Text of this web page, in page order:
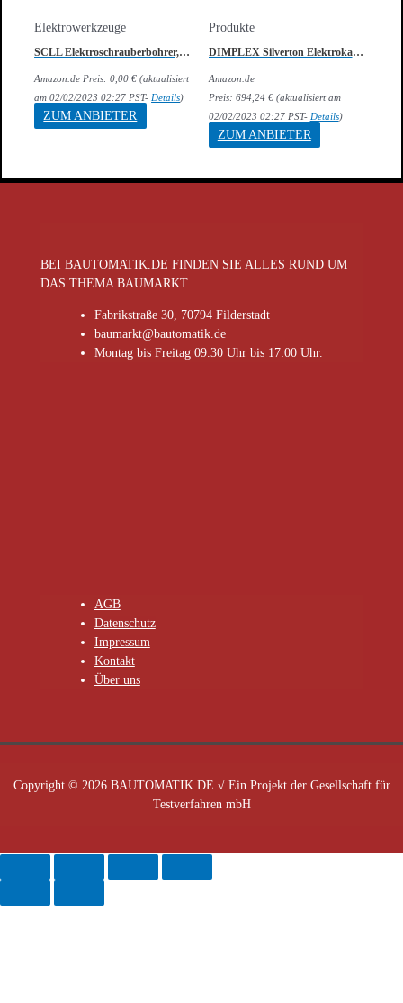
Elektrowerkzeuge
SCLL Elektroschrauberbohrer, 12V Elektroschrauber, hochwertige wiederaufladbare Multifunktionshandbohrmaschine…
Amazon.de Preis:0,00€ (aktualisiert
am 02/02/2023 02:27 PST- Details)
ZUM ANBIETER
Produkte
DIMPLEX Silverton Elektrokamin, Schwarz, B 68 x H 31 x T 35 cm
Amazon.de
Preis: 694,24 €(aktualisiert am
02/02/2023 02:27 PST- Details)
ZUM ANBIETER
BEI BAUTOMATIK.DE FINDEN SIE ALLES RUND UM
DAS THEMA BAUMARKT.
Fabrikstraße 30, 70794 Filderstadt
baumarkt@bautomatik.de
Montag bis Freitag 09.30 Uhr bis 17:00 Uhr.
AGB
Datenschutz
Impressum
Kontakt
Über uns
Copyright © 2026 BAUTOMATIK.DE √ Ein Projekt der Gesellschaft für
Testverfahren mbH